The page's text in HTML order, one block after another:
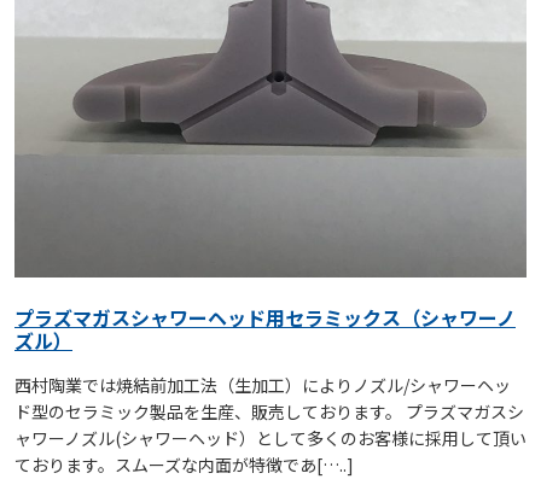
プラズマガスシャワーヘッド用セラミックス（シャワーノ
ズル）
西村陶業では焼結前加工法（生加工）によりノズル/シャワーヘッ
ド型のセラミック製品を生産、販売しております。 プラズマガスシ
ャワーノズル(シャワーヘッド）として多くのお客様に採用して頂い
ております。スムーズな内面が特徴であ[…..]